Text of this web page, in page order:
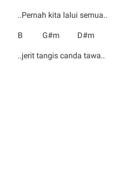
..Pernah kita lalui semua..
B G#m D#m
..jerit tangis canda tawa..